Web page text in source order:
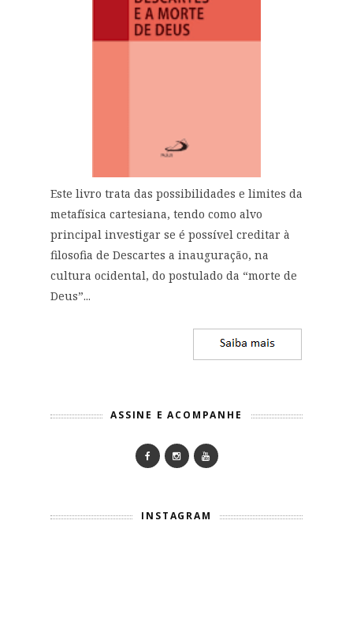
Este livro trata das possibilidades e limites da
metafísica cartesiana, tendo como alvo
principal investigar se é possível creditar à
filosofia de Descartes a inauguração, na
cultura ocidental, do postulado da “morte de
Deus”...
ASSINE E ACOMPANHE
INSTAGRAM